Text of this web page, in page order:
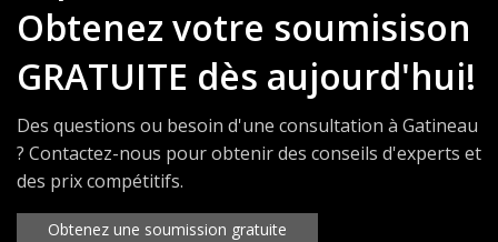
Obtenez votre soumisison
GRATUITE dès aujourd'hui!
Des questions ou besoin d'une consultation à Gatineau
? Contactez-nous pour obtenir des conseils d'experts et
des prix compétitifs.
Obtenez une soumission gratuite